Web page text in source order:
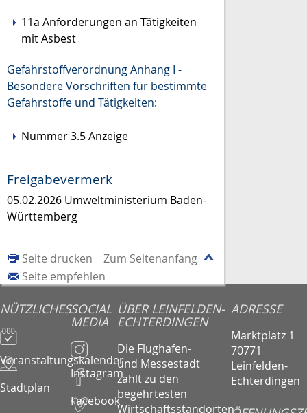
11a Anforderungen an Tätigkeiten
mit Asbest
Gefahrstoffverordnung Anhang I -
Besondere Vorschriften für bestimmte
Gefahrstoffe und Tätigkeiten:
Nummer 3.5 Anzeige
Freigabevermerk
05.02.2026 Umweltministerium Baden-
Württemberg
Zum Seitenanfang
Seite drucken
Seite empfehlen
NÜTZLICHES
Veranstaltungskalender
Stadtplan
SOCIAL
MEDIA
Instagram
Facebook
ÜBER LEINFELDEN-
ECHTERDINGEN
Die Flughafen-
und Messestadt
zählt zu den
begehrtesten
Wirtschaftsstandorten
ADRESSE
Marktplatz 1
70771
Leinfelden-
Echterdingen